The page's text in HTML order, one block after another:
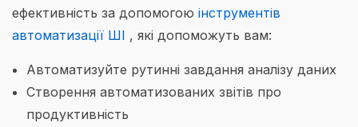
ефективність за допомогою інструментів
автоматизації ШІ , які допоможуть вам:
Автоматизуйте рутинні завдання аналізу даних
Створення автоматизованих звітів про
продуктивність